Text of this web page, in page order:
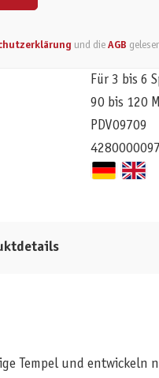
und dieAGB
Für 3 bis 6
90 bis 120
PDV09709
Tempel und entwickeln